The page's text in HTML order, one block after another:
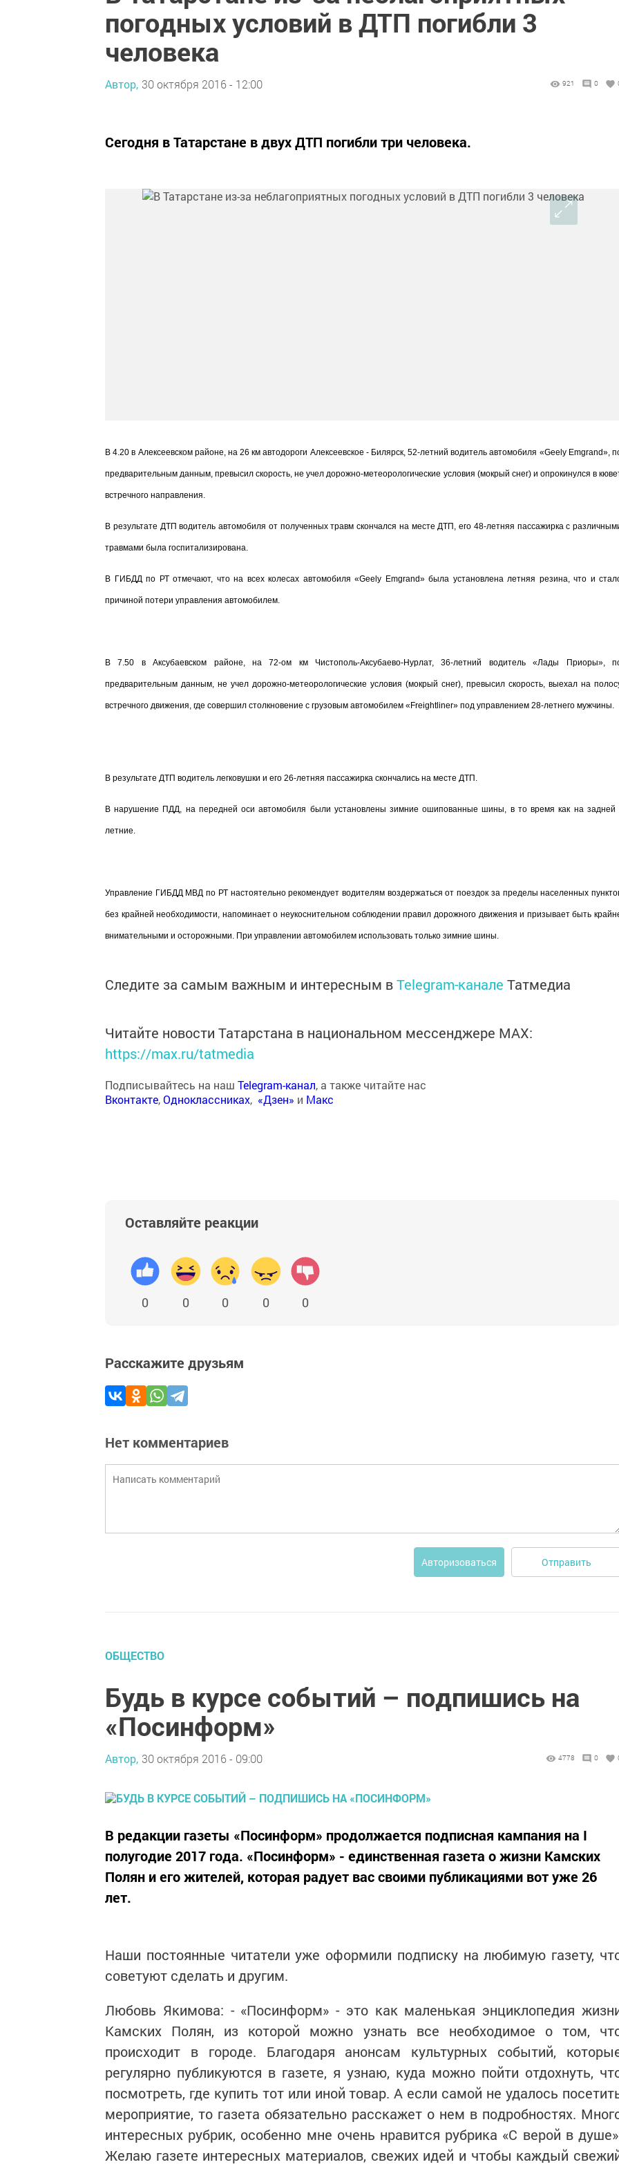
погодных условий в ДТП погибли 3
человека
Автор, 30 октября 2016 - 12:00 921 0
Сегодня в Татарстане в двух ДТП погибли три человека.
В 4.20 в Алексеевском районе, на 26 км автодороги Алексеевское - Билярск, 52-летний водитель автомобиля «Geely Emgrand»,
предварительным данным, превысил скорость, не учел дорожно-метеорологические условия (мокрый снег) и опрокинулся в
встречного направления.
В результате ДТП водитель автомобиля от полученных травм скончался на месте ДТП, его 48-летняя пассажирка с
травмами была госпитализирована.
В ГИБДД по РТ отмечают, что на всех колесах автомобиля «Geely Emgrand» была установлена летняя резина, что и
причиной потери управления автомобилем.
В 7.50 в Аксубаевском районе, на 72-ом км Чистополь-Аксубаево-Нурлат, 36-летний водитель «Лады Приоры»,
предварительным данным, не учел дорожно-метеорологические условия (мокрый снег), превысил скорость, выехал на
встречного движения, где совершил столкновение с грузовым автомобилем «Freightliner» под управлением 28-летнего мужчины.
В результате ДТП водитель легковушки и его 26-летняя пассажирка скончались на месте ДТП.
В нарушение ПДД, на передней оси автомобиля были установлены зимние ошипованные шины, в то время как на задней
летние.
Управление ГИБДД МВД по РТ настоятельно рекомендует водителям воздержаться от поездок за пределы населенных
без крайней необходимости, напоминает о неукоснительном соблюдении правил дорожного движения и призывает быть
внимательными и осторожными. При управлении автомобилем использовать только зимние шины.
Следите за самым важным и интересным вTelegram-канале Татмедиа
Читайте новости Татарстана в национальном мессенджере MАХ:
https://max.ru/tatmedia
Подписывайтесь на наш Telegram-канал, а также читайте нас
Вконтакте,Одноклассниках, «Дзен» и Макс
Оставляйте реакции
0 0 0 0 0
Расскажите друзьям
Нет комментариев
Авторизоваться Отправить
ОБЩЕСТВО
Будь в курсе событий – подпишись на
«Посинформ»
Автор, 30 октября 2016 - 09:00 4778 0
В редакции газеты «Посинформ» продолжается подписная кампания на I
полугодие 2017 года. «Посинформ» - единственная газета о жизни Камских
Полян и его жителей, которая радует вас своими публикациями вот уже 26
лет.
Наши постоянные читатели уже оформили подписку на любимую газету,
советуют сделать и другим.
Любовь Якимова: - «Посинформ» - это как маленькая энциклопедия
Камских Полян, из которой можно узнать все необходимое о том,
происходит в городе. Благодаря анонсам культурных событий,
регулярно публикуются в газете, я узнаю, куда можно пойти отдохнуть,
посмотреть, где купить тот или иной товар. А если самой не удалось
мероприятие, то газета обязательно расскажет о нем в подробностях.
интересных рубрик, особенно мне очень нравится рубрика «С верой в
Желаю газете интересных материалов, свежих идей и чтобы каждый